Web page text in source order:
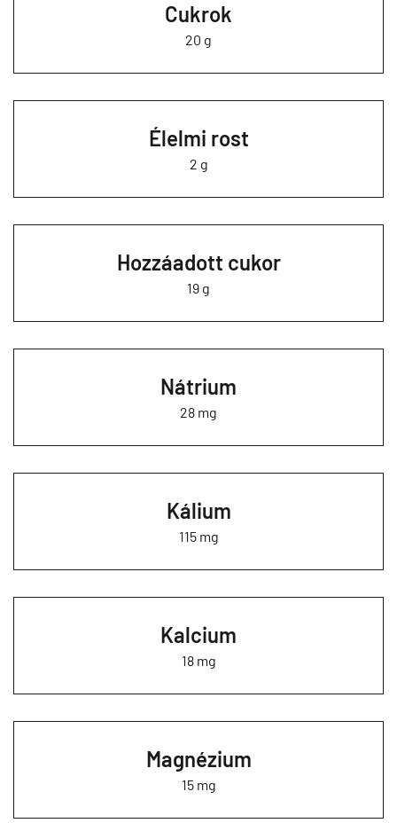
Cukrok
20 g
Élelmi rost
2 g
Hozzáadott cukor
19 g
Nátrium
28 mg
Kálium
115 mg
Kalcium
18 mg
Magnézium
15 mg